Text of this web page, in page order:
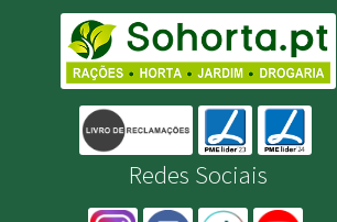
Redes Sociais